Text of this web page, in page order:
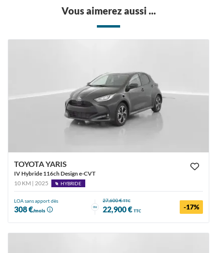
Vous aimerez aussi ...
TOYOTA YARIS
IV Hybride 116ch Design e-CVT
10 KM | 2025
HYBRIDE
LOA sans apport dès
308 €/mois
ou
27,600 €TTC
22,900 € TTC -17%